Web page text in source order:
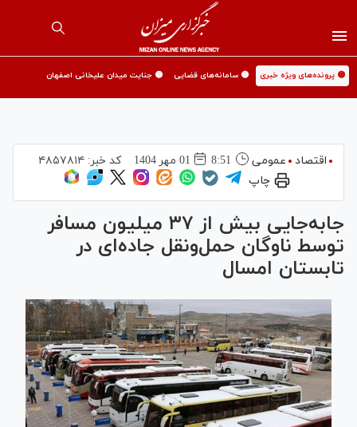
🟡 پرونده‌های ویژه خبری 🟡 سامانه‌های قضایی 🟡 جنایت میدان علیخانی اصفهان
اقتصاد عمومی 8:51 01 مهر 1404 کد خبر:۴۸۵۷۸۱۴
چاپ
جابه‌جایی بیش از ۳۷ میلیون مسافر
توسط ناوگان حمل‌ونقل جاده‌ای در
تابستان امسال